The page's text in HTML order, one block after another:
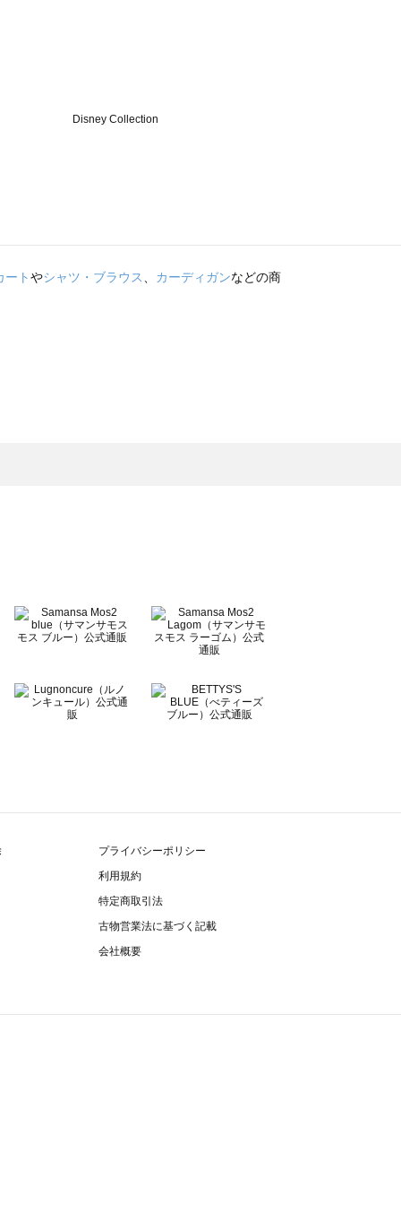
ートやシャツ・ブラウス カーディガンなどの商
プライバシーポリシー
利用規約
特定商取引法
古物営業法に基づく記載
会社概要